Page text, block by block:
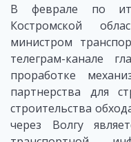
В феврале по
Костромской
министром
телеграм-канале
проработке
партнерства для
строительства
через Волгу